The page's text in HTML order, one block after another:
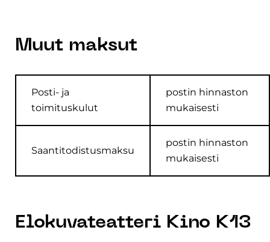
Muut maksut
Posti- ja
toimituskulut
postin hinnaston
mukaisesti
Saantitodistusmaksu
postin hinnaston
mukaisesti
Elokuvateatteri Kino K13